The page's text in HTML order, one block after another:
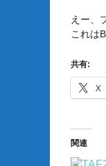
えー、
これは
共有:
X
関連